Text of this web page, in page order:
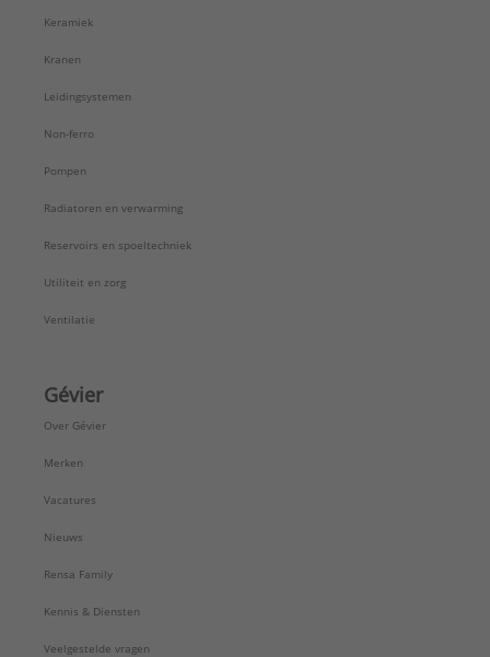
Keramiek
Kranen
Leidingsystemen
Non-ferro
Pompen
Radiatoren en verwarming
Reservoirs en spoeltechniek
Utiliteit en zorg
Ventilatie
Gévier
Over Gévier
Merken
Vacatures
Nieuws
Rensa Family
Kennis & Diensten
Veelgestelde vragen